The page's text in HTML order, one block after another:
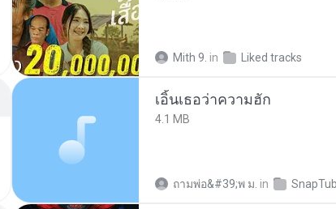
Mith 9. in Liked tracks
เอิ้นเธอว่าความฮัก
4.1 MB
ถามพ่อ&#39;พ ม. in